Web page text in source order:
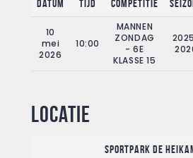
Datum Tijd Competitie
10
mei
2026
10:00
MANNEN
ZONDAG
- 6E
KLASSE 15
Locatie
Sportpark de